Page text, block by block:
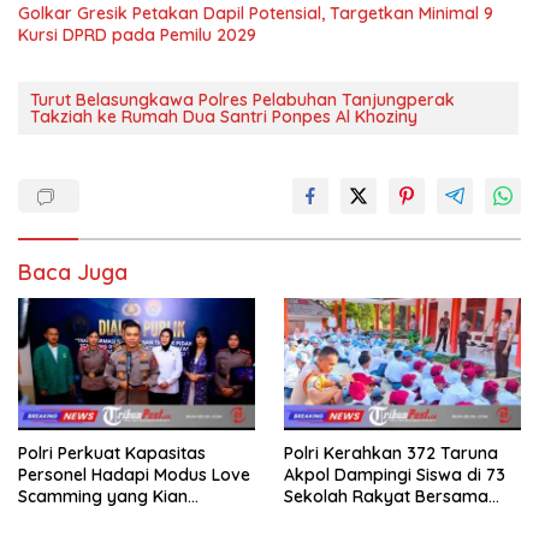
Golkar Gresik Petakan Dapil Potensial, Targetkan Minimal 9
Kursi DPRD pada Pemilu 2029
Turut Belasungkawa Polres Pelabuhan Tanjungperak
Takziah ke Rumah Dua Santri Ponpes Al Khoziny
Baca Juga
Polri Perkuat Kapasitas
Personel Hadapi Modus Love
Scamming yang Kian
Polri Kerahkan 372 Taruna
Akpol Dampingi Siswa di 73
Sekolah Rakyat Bersama